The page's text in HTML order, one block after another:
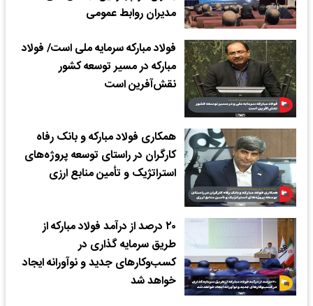
مدیران روابط عمومی
فولاد مبارکه سرمایه ملی است/ فولاد
مبارکه در مسیر توسعه کشور
نقش‌آفرین است
همکاری فولاد مبارکه و بانک رفاه
کارگران در راستای توسعه پروژه‌های
استراتژیک و تأمین منابع ارزی
۲۰ درصد از درآمد فولاد مبارکه از
طریق سرمایه گذاری در
کسب‌وکارهای جدید و نوآورانه ایجاد
خواهد شد